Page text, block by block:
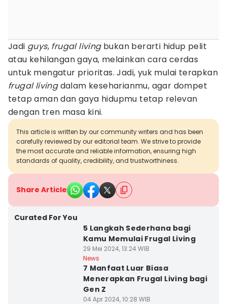
Jadi guys, frugal livingbukan berarti hidup pelit
atau kehilangan gaya, melainkan cara cerdas
untuk mengatur prioritas. Jadi, yuk mulai terapkan
frugal livingdalam keseharianmu, agar dompet
tetap aman dan gaya hidupmu tetap relevan
dengan tren masa kini.
This article is written by our community writers and has been
carefully reviewed by our editorial team. We strive to provide
the most accurate and reliable information, ensuring high
standards of quality, credibility, and trustworthiness.
Share Article
Curated For You
5 Langkah Sederhana bagi
Kamu Memulai Frugal Living
29 Mei 2024, 13:24 WIB
News
7 Manfaat Luar Biasa
Menerapkan Frugal Living bagi
Gen Z
04 Apr 2024, 10:28 WIB